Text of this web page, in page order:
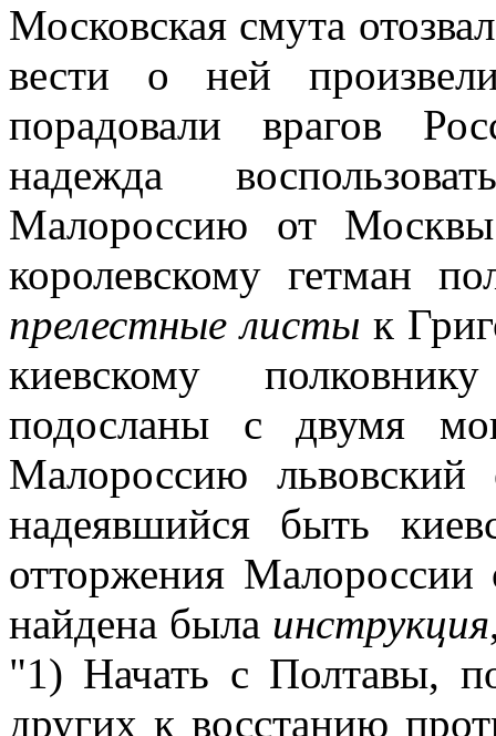
Московская смута
вести о ней
порадовали врагов
надежда
Малороссию от
королевскому гетман
прелестные листы к
киевскому
подосланы с двумя
Малороссию
надеявшийся быть
отторжения
найдена была инструкция
"1) Начать с Полтавы,
других к восстанию